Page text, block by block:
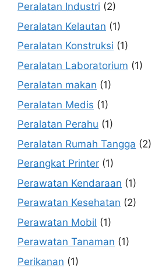
Peralatan Industri (2)
Peralatan Kelautan (1)
Peralatan Konstruksi (1)
Peralatan Laboratorium (1)
Peralatan makan (1)
Peralatan Medis (1)
Peralatan Perahu (1)
Peralatan Rumah Tangga (2)
Perangkat Printer (1)
Perawatan Kendaraan (1)
Perawatan Kesehatan (2)
Perawatan Mobil (1)
Perawatan Tanaman (1)
Perikanan (1)